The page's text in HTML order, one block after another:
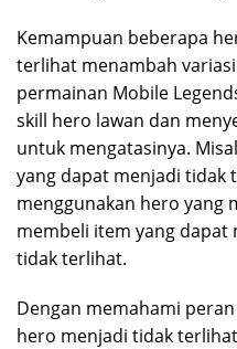
Kemampuan beberapa
terlihat menambah
permainan Mobile
skill hero lawan dan
untuk mengatasinya.
yang dapat menjadi tidak
menggunakan hero yang
membeli item yang dapat
tidak terlihat.
Dengan memahami
hero menjadi tidak